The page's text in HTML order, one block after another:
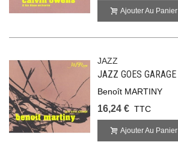
Ajouter Au Panier
JAZZ
JAZZ GOES GARAGE
Benoît MARTINY
16,24 € TTC
Ajouter Au Panier